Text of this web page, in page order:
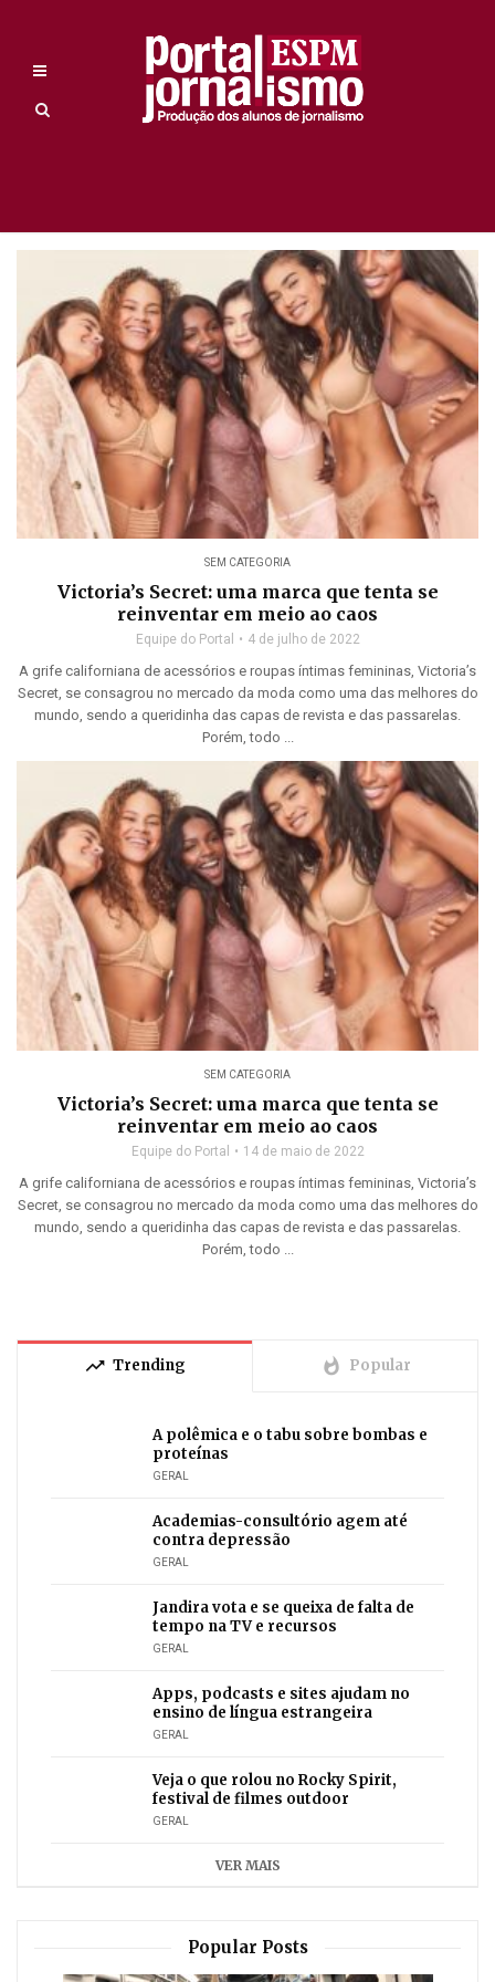
SEM CATEGORIA
Victoria’s Secret: uma marca que tenta se
reinventar em meio ao caos
Equipe do Portal 4 de julho de 2022
A grife californiana de acessórios e roupas íntimas femininas, Victoria’s
Secret, se consagrou no mercado da moda como uma das melhores do
mundo, sendo a queridinha das capas de revista e das passarelas.
Porém, todo ...
SEM CATEGORIA
Victoria’s Secret: uma marca que tenta se
reinventar em meio ao caos
Equipe do Portal 14 de maio de 2022
A grife californiana de acessórios e roupas íntimas femininas, Victoria’s
Secret, se consagrou no mercado da moda como uma das melhores do
mundo, sendo a queridinha das capas de revista e das passarelas.
Porém, todo ...
trending_up Trending whatshot Popular
A polêmica e o tabu sobre bombas e
proteínas
GERAL
Academias-consultório agem até
contra depressão
GERAL
Jandira vota e se queixa de falta de
tempo na TV e recursos
GERAL
Apps, podcasts e sites ajudam no
ensino de língua estrangeira
GERAL
Veja o que rolou no Rocky Spirit,
festival de filmes outdoor
GERAL
VER MAIS
Popular Posts